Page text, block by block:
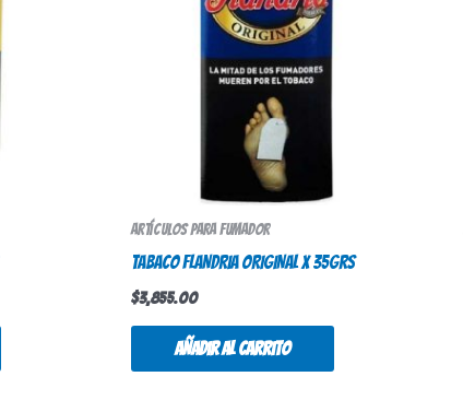
Artículos para fumador
TABACO FLANDRIA ORIGINAL X 35Grs
$3,855.00
Añadir al carrito